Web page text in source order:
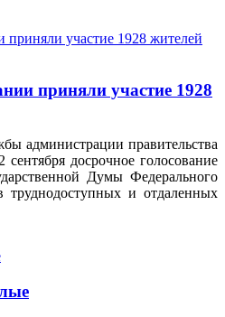
приняли участие 1928
администрации правительства
сентября досрочное голосование
Думы Федерального
и отдаленных